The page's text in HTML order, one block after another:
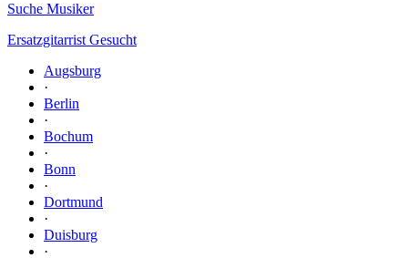
Suche Musiker
Ersatzgitarrist Gesucht
Augsburg
·
Berlin
·
Bochum
·
Bonn
·
Dortmund
·
Duisburg
·